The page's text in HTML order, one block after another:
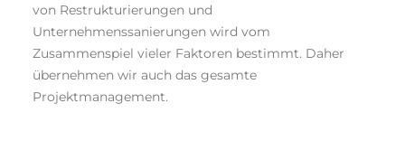
von Restrukturierungen und
Unternehmenssanierungen wird vom
Zusammenspiel vieler Faktoren bestimmt. Daher
übernehmen wir auch das gesamte
Projektmanagement.